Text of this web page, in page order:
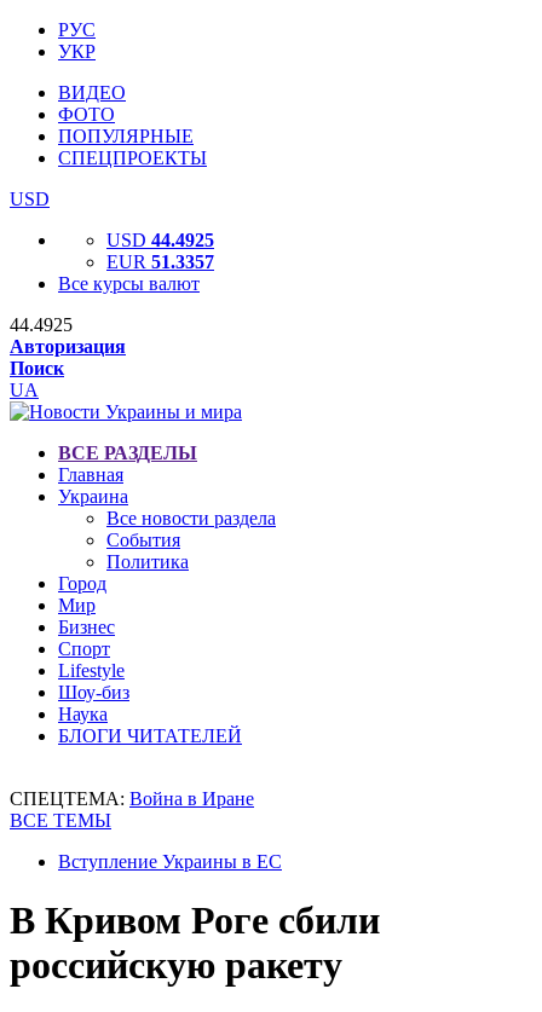
РУС
УКР
ВИДЕО
ФОТО
ПОПУЛЯРНЫЕ
СПЕЦПРОЕКТЫ
USD
USD 44.4925
EUR 51.3357
Все курсы валют
44.4925
Авторизация
Поиск
UA
ВСЕ РАЗДЕЛЫ
Главная
Украина
Все новости раздела
События
Политика
Город
Мир
Бизнес
Спорт
Lifestyle
Шоу-биз
Наука
БЛОГИ ЧИТАТЕЛЕЙ
СПЕЦТЕМА: Война в Иране
ВСЕ ТЕМЫ
Вступление Украины в ЕС
В Кривом Роге сбили
российскую ракету